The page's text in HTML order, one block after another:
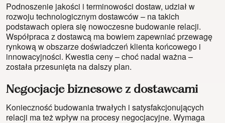
Podnoszenie jakości i terminowości dostaw, udział w
rozwoju technologicznym dostawców – na takich
podstawach opiera się nowoczesne budowanie relacji.
Współpraca z dostawcą ma bowiem zapewniać przewagę
rynkową w obszarze doświadczeń klienta końcowego i
innowacyjności. Kwestia ceny – choć nadal ważna –
została przesunięta na dalszy plan.
Negocjacje biznesowe z dostawcami
Konieczność budowania trwałych i satysfakcjonujących
relacji ma też wpływ na procesy negocjacyjne. Wymaga